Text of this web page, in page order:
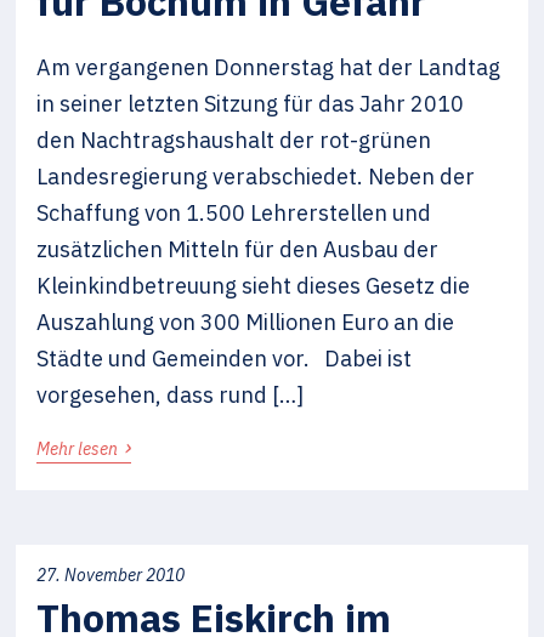
Am vergangenen Donnerstag hat der Landtag
in seiner letzten Sitzung für das Jahr 2010
den Nachtragshaushalt der rot-grünen
Landesregierung verabschiedet. Neben der
Schaffung von 1.500 Lehrerstellen und
zusätzlichen Mitteln für den Ausbau der
Kleinkindbetreuung sieht dieses Gesetz die
Auszahlung von 300 Millionen Euro an die
Städte und Gemeinden vor. Dabei ist
vorgesehen, dass rund […]
Mehr lesen ›
27. November 2010
Thomas Eiskirch im